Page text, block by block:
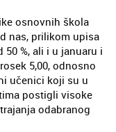
osnovnih škola
nas, prilikom upisa
%, ali i u januaru i
5,00, odnosno
učenici koji su u
postigli visoke
odabranog